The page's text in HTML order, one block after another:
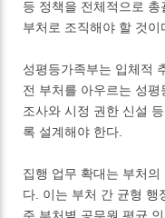
등 정책을 전체적으로
부처로 조직해야 할 것이
성평등가족부는 입체적
전 부처를 아우르는 성평
조사와 시정 권한 신설
록 설계해야 한다.
집행 업무 확대는 부처
다. 이는 부처 간 균형 행